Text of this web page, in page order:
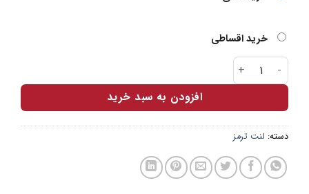
خرید اقساطی
لنت ترمز جلو دیگنیتی ارباس عدد
افزودن به سبد خرید
دسته:لنت ترمز